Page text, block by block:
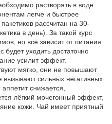
растворять в воде.
легче и быстрее
рассчитан на 30-
в день). За такой курс
но всё зависит от питания
будет уходить достаточно
усилит эффект.
мягко, они не повышают
вызывают сильных негативных
снижается,
лёгкий мочегонный эффект,
кожи. Чай имеет приятный